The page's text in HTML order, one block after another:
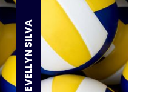
EVELLYN SILVA